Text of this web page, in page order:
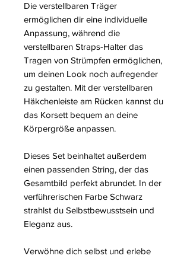
Die verstellbaren Träger
ermöglichen dir eine individuelle
Anpassung, während die
verstellbaren Straps-Halter das
Tragen von Strümpfen ermöglichen,
um deinen Look noch aufregender
zu gestalten. Mit der verstellbaren
Häkchenleiste am Rücken kannst du
das Korsett bequem an deine
Körpergröße anpassen.
Dieses Set beinhaltet außerdem
einen passenden String, der das
Gesamtbild perfekt abrundet. In der
verführerischen Farbe Schwarz
strahlst du Selbstbewusstsein und
Eleganz aus.
Verwöhne dich selbst und erlebe